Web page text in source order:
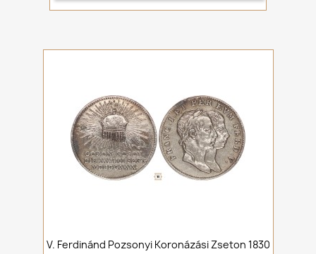
V. Ferdinánd Pozsonyi Koronázási Zseton 1830